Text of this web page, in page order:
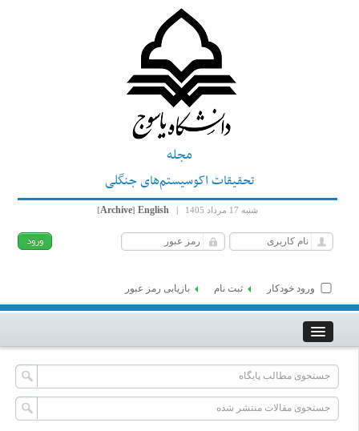
مجله
تحقیقات اکوسیستم‌های جنگلی
شنبه 17 مرداد 1405 |
English
[Archive]
ورود خودکار ثبت نام بازیابی رمز عبور